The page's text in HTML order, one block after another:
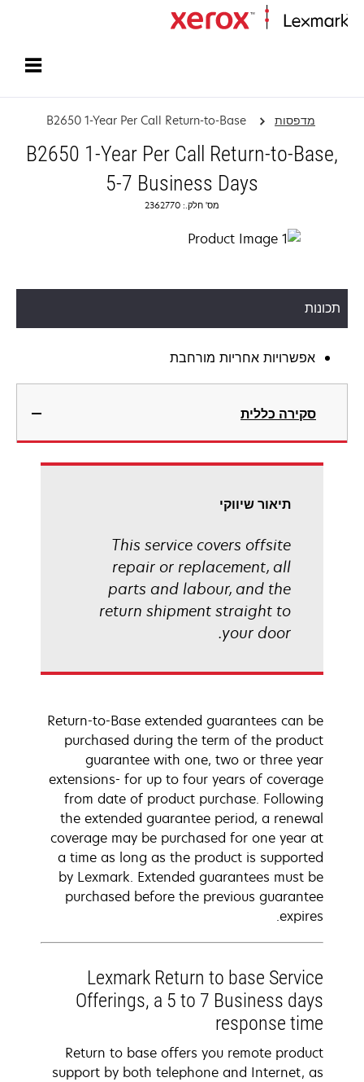
מדפסות B2650 1-Year Per Call Return-to-Base
B2650 1-Year Per Call Return-to-Base,
5-7 Business Days
מס' חלק.: 2362770
תכונות
אפשרויות אחריות מורחבת
סקירה כללית
תיאור שיווקי
This service covers offsite
repair or replacement, all
parts and labour, and the
return shipment straight to
your door.
Return-to-Base extended guarantees can be
purchased during the term of the product
guarantee with one, two or three year
extensions- for up to four years of coverage
from date of product purchase. Following
the extended guarantee period, a renewal
coverage may be purchased for one year at
a time as long as the product is supported
by Lexmark. Extended guarantees must be
purchased before the previous guarantee
expires.
Lexmark Return to base Service
Offerings, a 5 to 7 Business days
response time
Return to base offers you remote product
support by both telephone and Internet, as